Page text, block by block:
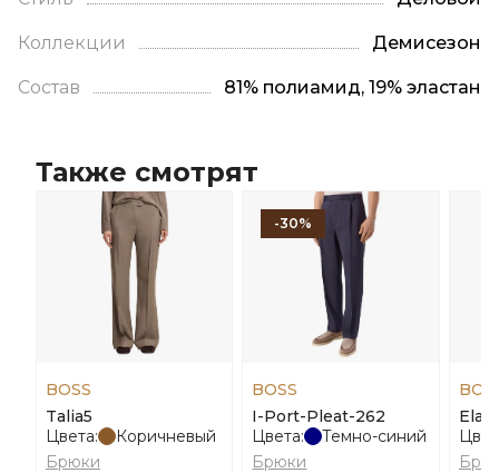
Коллекции Демисезон
Состав 81% полиамид, 19% эластан
Также смотрят
BOSS
Talia5
Цвета:
Коричневый
Брюки
-30%
BOSS
I-Port-Pleat-262
Цвета:
Темно-синий
Брюки